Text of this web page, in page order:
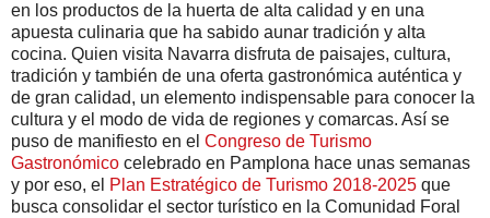
en los productos de la huerta de alta calidad y en una
apuesta culinaria que ha sabido aunar tradición y alta
cocina. Quien visita Navarra disfruta de paisajes, cultura,
tradición y también de una oferta gastronómica auténtica y
de gran calidad, un elemento indispensable para conocer la
cultura y el modo de vida de regiones y comarcas. Así se
puso de manifiesto en el Congreso de Turismo
Gastronómico celebrado en Pamplona hace unas semanas
y por eso, el Plan Estratégico de Turismo 2018-2025 que
busca consolidar el sector turístico en la Comunidad Foral